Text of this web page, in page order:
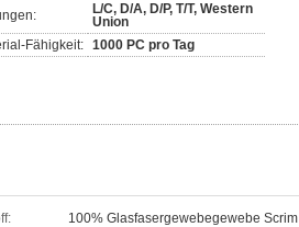
L/C, D/A, D/P, T/T, Western
Union
Fähigkeit: 1000 PC pro Tag
100% Glasfasergewebegewebe Scrim